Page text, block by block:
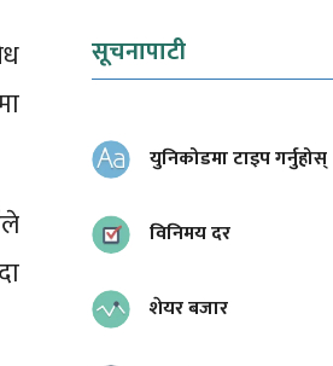
सूचनापाटी
युनिकोडमा टाइप गर्नुहोस्
विनिमय दर
शेयर बजार